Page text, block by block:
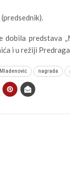
predstava
i u režiji
Mladenović nagrada